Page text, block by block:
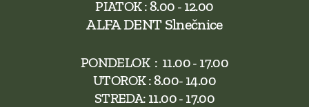
PIATOK : 8.00 - 12.00
ALFA DENT Slnečnice
PONDELOK  :  11.00 - 17.00
UTOROK : 8.00- 14.00
STREDA: 11.00 - 17.00